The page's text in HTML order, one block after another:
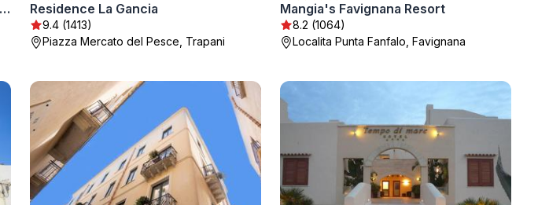
Hotel Baglio Oneto dei Principi di San Lorenzo - Luxury Wine Resort Residence La Gancia
9.4 (1413)
Piazza Mercato del Pesce, Trapani
Mangia's Favignana Resort
8.2 (1064)
Localita Punta Fanfalo, Favignana